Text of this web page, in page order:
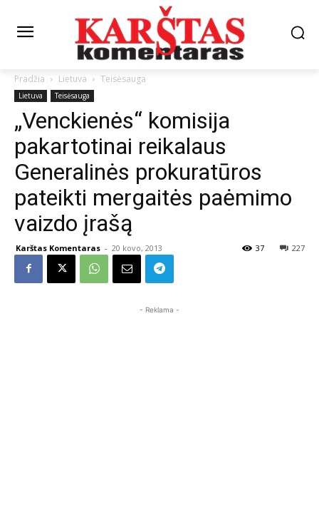
Pradžia Lietuva Teisėsauga
Lietuva Teisėsauga
„Venckienės“ komisija
pakartotinai reikalaus
Generalinės prokuratūros
pateikti mergaitės paėmimo
vaizdo įrašą
Karštas Komentaras - 20 kovo, 2013 227
37
- Reklama -